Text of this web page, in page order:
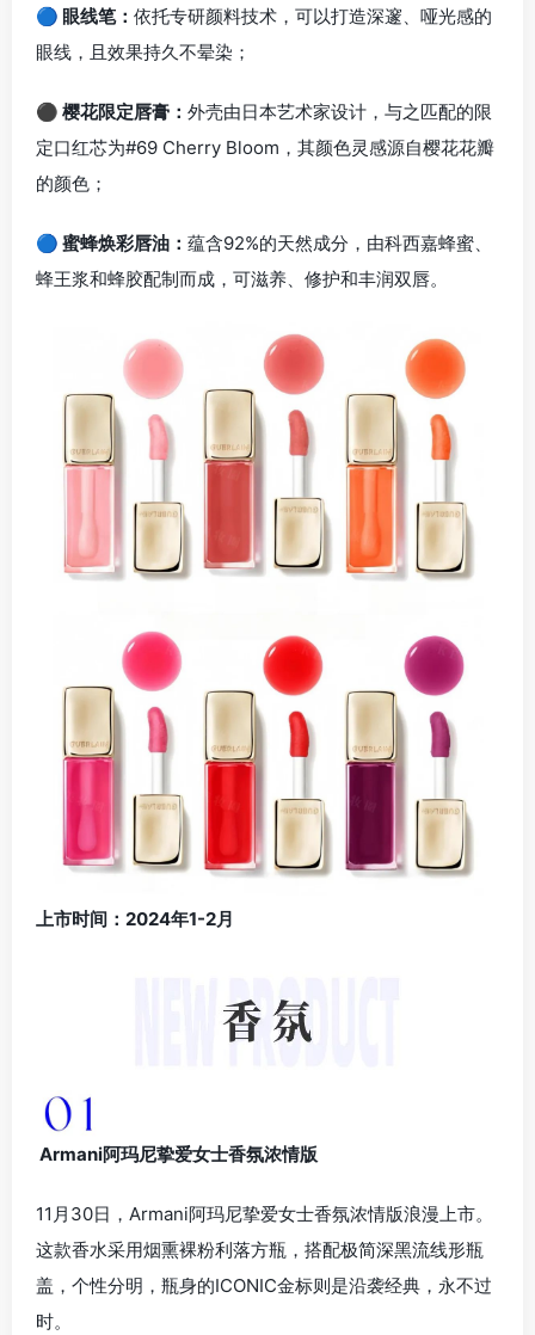
🔵 眼线笔： 依托专研颜料技术，可以打造深邃、哑光感的
眼线，且效果持久不晕染；
⚫ 樱花限定唇膏： 外壳由日本艺术家设计，与之匹配的限
定口红芯为#69 Cherry Bloom，其颜色灵感源自樱花花瓣
的颜色；
🔵 蜜蜂焕彩唇油： 蕴含92%的天然成分，由科西嘉蜂蜜、
蜂王浆和蜂胶配制而成，可滋养、修护和丰润双唇。
上市时间：2024年1-2月
Armani阿玛尼挚爱女士香氛浓情版
11月30日，Armani阿玛尼挚爱女士香氛浓情版浪漫上市。
这款香水采用烟熏裸粉利落方瓶，搭配极简深黑流线形瓶
盖，个性分明，瓶身的ICONIC金标则是沿袭经典，永不过
时。